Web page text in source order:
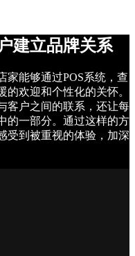
建立品牌关系
家能够通过POS系统，查
欢迎和个性化的关怀。
客户之间的联系，还让每
的一部分。通过这样的方
受到被重视的体验，加深